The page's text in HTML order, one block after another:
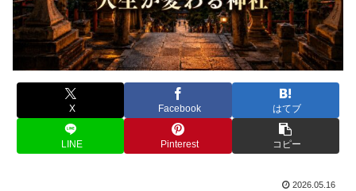
X Facebook はてブ
LINE Pinterest コピー
2026.05.16